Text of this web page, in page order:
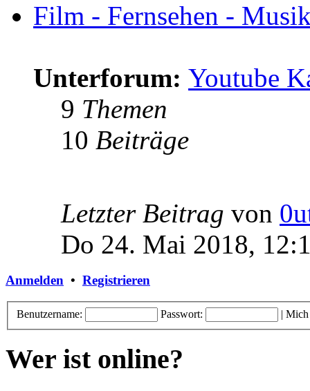
Film - Fernsehen -
Unterforum: Youtube
9 Themen
10 Beiträge
Letzter Beitrag von
Do 24. Mai 2018,
Anmelden • Registrieren
Benutzername: Passwort: | Mich
Wer ist online?